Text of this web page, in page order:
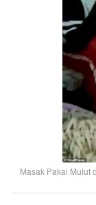
Masak Pakai Mulut